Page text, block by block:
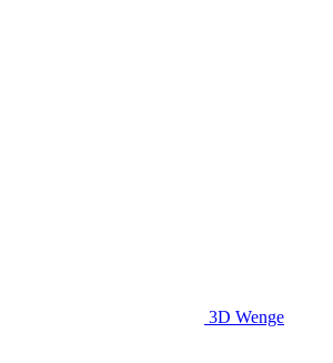
3D Wenge